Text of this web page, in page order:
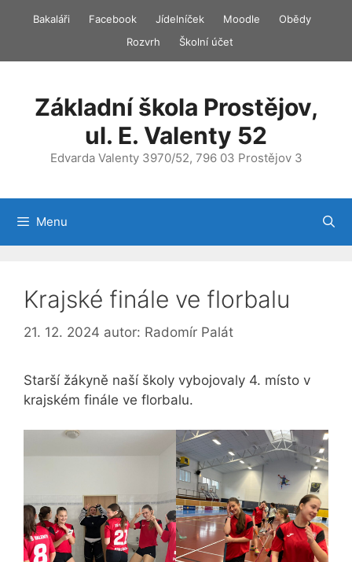
Bakaláři Facebook Jídelníček Moodle
Obědy
Rozvrh
Školní účet
Základní škola Prostějov,
ul. E. Valenty 52
Edvarda Valenty 3970/52, 796 03 Prostějov 3
Menu
Krajské finále ve florbalu
21. 12. 2024 autor: Radomír Palát
Starší žákyně naší školy vybojovaly 4. místo v
krajském finále ve florbalu.